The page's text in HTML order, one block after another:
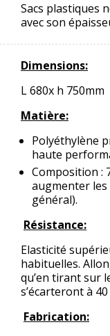
Sacs plastiques
avec son
Dimensions:
L 680x h 750mm
Matière:
Polyéthylène
haute
Composition :
augmenter
général).
Résistance:
Elasticité
habituelles.
qu’en tirant sur
s’écarteront à
Fabrication: